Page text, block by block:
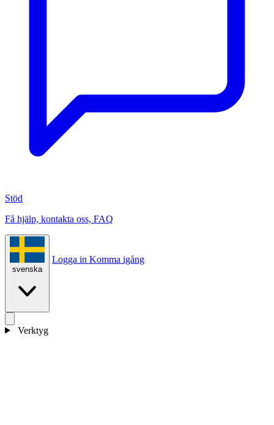
Stöd
Få hjälp, kontakta oss, FAQ
svenska
Logga in Komma igång
Verktyg